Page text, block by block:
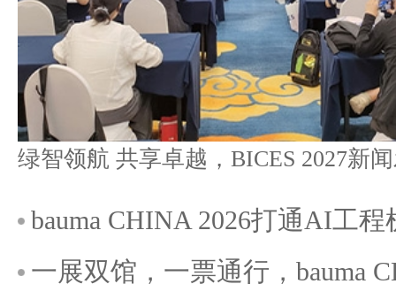
bauma CHINA 2026打通AI工
一展双馆，一票通行，bauma